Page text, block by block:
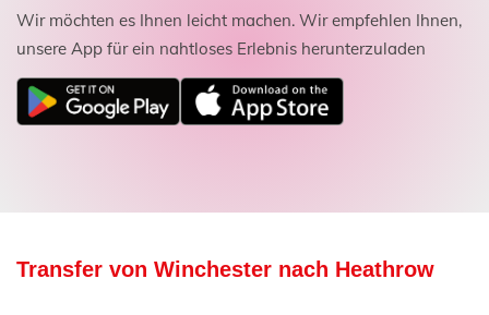
Wir möchten es Ihnen leicht machen. Wir empfehlen Ihnen,
unsere App für ein nahtloses Erlebnis herunterzuladen
Transfer von Winchester nach Heathrow